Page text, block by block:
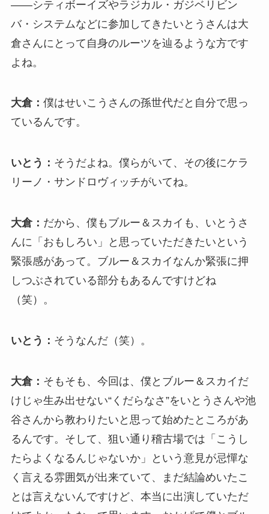
――シティボーイズやラジカル・ガジベリビン
バ・システムなどに参加してきたいとうさんは大
倉さんにとって自身のルーツを辿るような方です
よね。
大倉： 僕はせいこうさんの孫世代だと自分で思っ
ているんです。
いとう： そうだよね。僕らがいて、その後にケラ
リーノ・サンドロヴィッチがいてね。
大倉： だから、僕もブルー＆スカイも、いとうさ
んに「おもしろい」と思っていただきたいという
緊張感があって。ブルー＆スカイなんか緊張に押
しつぶされている部分もあるんですけどね
（笑）。
いとう： そうなんだ（笑）。
大倉： そもそも、今回は、僕とブルー＆スカイだ
けじゃ生み出せない“くだらなさ”をいとうさんや池
谷さんから教わりたいと思って始めたところがあ
るんです。そして、狙い通り稽古場では「こうし
たらよくなるんじゃないか」という意見が忌憚な
く言える雰囲気が出来ていて、まだ結論めいたこ
とは言えないんですけど、本当に出演していただ